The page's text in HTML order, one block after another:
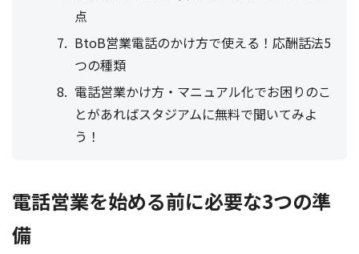
点
BtoB営業電話のかけ方で使える！応酬話法5
つの種類
電話営業かけ方・マニュアル化でお困りのこ
とがあればスタジアムに無料で聞いてみよ
う！
電話営業を始める前に必要な3つの準
備